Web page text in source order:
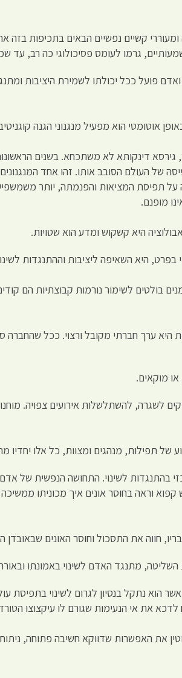
קשיים נפשיים הבאים בתכיפות
גרמו לעומס פסיכולוגי כה רב,
ואדם פועל ככל יכולתו לשמירת היציבות
אוטומטי הוא מפעיל מנגנוני הגנה
דינקותא לא משתכחא. בשנים
של העולם הסובב אותו. זהו אחד
תפיסת המציאות והפנמתה, יותר
מופנם.
היא קשקוש ומדע הוא שטויות.
היא השאיפה ליציבות וההתנגדות
לשימור נורמות קבוצתיות הם
היא ערך חברתי מקובל ורצוי. ככל
או מוקאים.
להשתלשלות אירועים צפויה. מוחנו
תפילות, מנהגים ומצוות, כל אלו יחדיו
בהתנגדות לשינוי. התחושה הנפשית של
וראה בחוסר אונים איך מכוניתו
חווה את התסכול וחוסר האונים שבאובדן
מתנגד האדם לשינוי באמונתו
נתקל בנסיון לגרום לשינוי בתפיסת
את אי הנעימות שגורם לו עיקצוצו
את האפשרות שדווקא חשיבה פתוחה,